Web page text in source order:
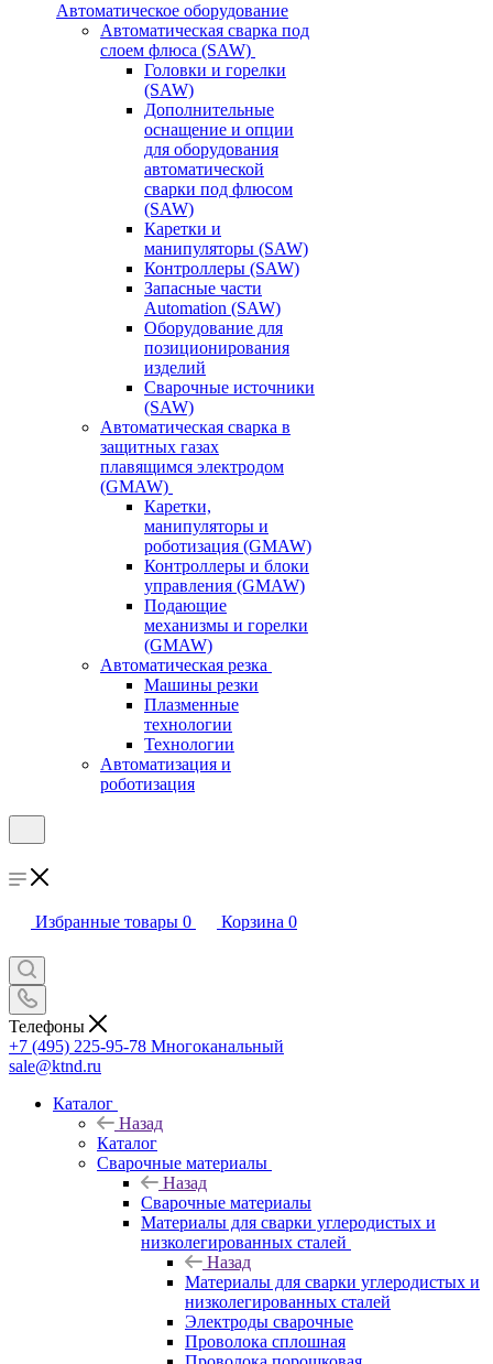
Автоматическое оборудование
Автоматическая сварка под
слоем флюса (SAW)
Головки и горелки
(SAW)
Дополнительные
оснащение и опции
для оборудования
автоматической
сварки под флюсом
(SAW)
Каретки и
манипуляторы (SAW)
Контроллеры (SAW)
Запасные части
Automation (SAW)
Оборудование для
позиционирования
изделий
Сварочные источники
(SAW)
Автоматическая сварка в
защитных газах
плавящимся электродом
(GMAW)
Каретки,
манипуляторы и
роботизация (GMAW)
Контроллеры и блоки
управления (GMAW)
Подающие
механизмы и горелки
(GMAW)
Автоматическая резка
Машины резки
Плазменные
технологии
Технологии
Автоматизация и
роботизация
Избранные товары 0 Корзина 0
Телефоны
+7 (495) 225-95-78 Многоканальный
sale@ktnd.ru
Каталог
Назад
Каталог
Сварочные материалы
Назад
Сварочные материалы
Материалы для сварки углеродистых и
низколегированных сталей
Назад
Материалы для сварки углеродистых и
низколегированных сталей
Электроды сварочные
Проволока сплошная